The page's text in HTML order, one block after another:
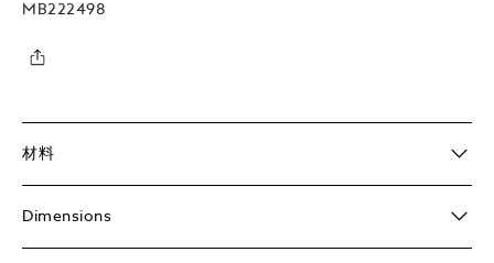
MB222498
材料
Dimensions